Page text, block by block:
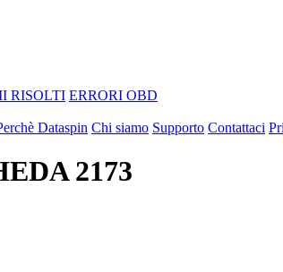
RISOLTI ERRORI OBD
Dataspin Chi siamo Supporto Contattaci
2173